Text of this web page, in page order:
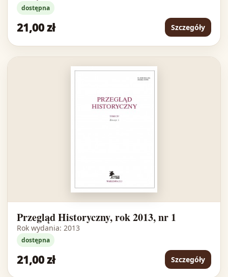
dostępna
21,00 zł Szczegóły
Przegląd Historyczny, rok 2013, nr 1
Rok wydania: 2013
dostępna
21,00 zł Szczegóły